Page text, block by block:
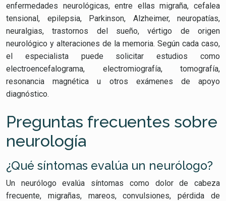
enfermedades neurológicas, entre ellas migraña, cefalea
tensional, epilepsia, Parkinson, Alzheimer, neuropatías,
neuralgias, trastornos del sueño, vértigo de origen
neurológico y alteraciones de la memoria. Según cada caso,
el especialista puede solicitar estudios como
electroencefalograma, electromiografía, tomografía,
resonancia magnética u otros exámenes de apoyo
diagnóstico.
Preguntas frecuentes sobre
neurología
¿Qué síntomas evalúa un neurólogo?
Un neurólogo evalúa síntomas como dolor de cabeza
frecuente, migrañas, mareos, convulsiones, pérdida de